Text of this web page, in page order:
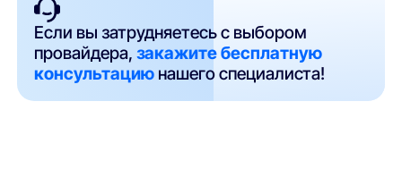
Если вы затрудняетесь с выбором
провайдера,закажите бесплатную
консультацию нашего специалиста!